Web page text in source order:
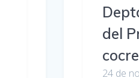
del
24 de